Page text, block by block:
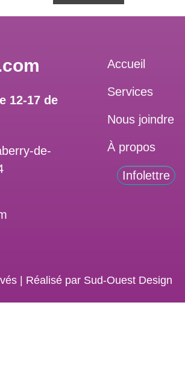
12-17 de
de-
Accueil
Services
Nous joindre
À propos
Infolettre
| Réalisé par Sud-Ouest Design